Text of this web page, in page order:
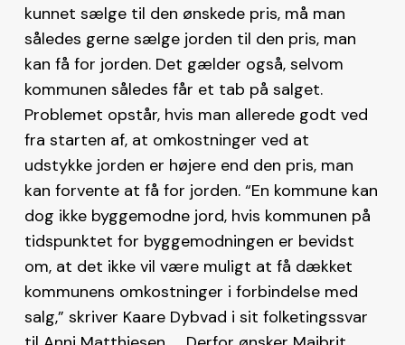
kunnet sælge til den ønskede pris, må man
således gerne sælge jorden til den pris, man
kan få for jorden. Det gælder også, selvom
kommunen således får et tab på salget.
Problemet opstår, hvis man allerede godt ved
fra starten af, at omkostninger ved at
udstykke jorden er højere end den pris, man
kan forvente at få for jorden. “En kommune kan
dog ikke byggemodne jord, hvis kommunen på
tidspunktet for byggemodningen er bevidst
om, at det ikke vil være muligt at få dækket
kommunens omkostninger i forbindelse med
salg,” skriver Kaare Dybvad i sit folketingssvar